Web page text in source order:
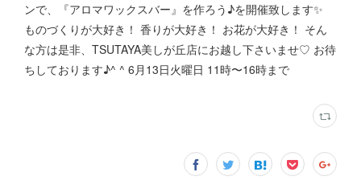
ンで、『アロマワックスバー』を作ろう♪を開催致します✨
ものづくりが大好き！ 香りが大好き！ お花が大好き！ そん
な方は是非、TSUTAYA美しが丘店にお越し下さいませ♡ お待
ちしております♪^ ^ 6月13日火曜日 11時〜16時まで